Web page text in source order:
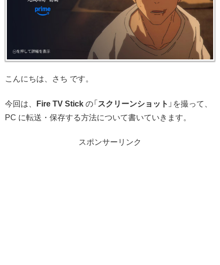
こんにちは、さち です。
今回は、 Fire TV Stick の「 スクリーンショット 」を撮って、
PC に転送・保存する方法について書いていきます。
スポンサーリンク